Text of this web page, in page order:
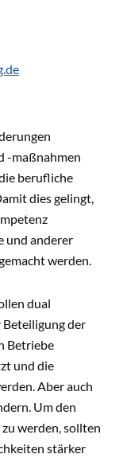
-maßnahmen
berufliche
dies gelingt,
und anderer
werden.
dual
Beteiligung der
Betriebe
und die
Aber auch
Um den
werden, sollten
stärker